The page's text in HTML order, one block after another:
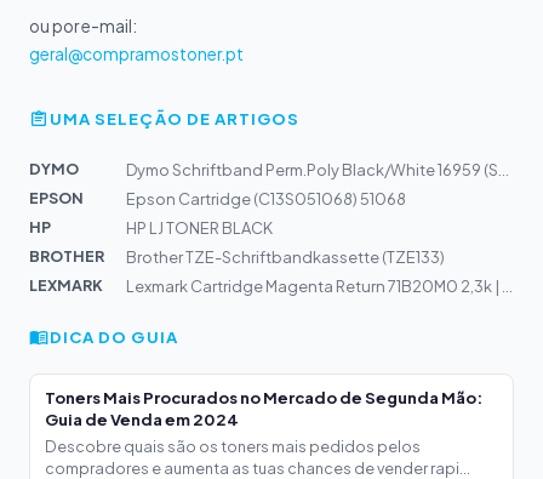
ou por e-mail:
geral@compramostoner.pt
UMA SELEÇÃO DE ARTIGOS
DYMO
EPSON
Epson Cartridge (C13S051068) 51068
HP
HP LJ TONER BLACK
BROTHER
Brother TZE-Schriftbandkassette (TZE133)
LEXMARK
DICA DO GUIA
Toners Mais Procurados no Mercado de Segunda Mão:
Guia de Venda em 2024
Descobre quais são os toners mais pedidos pelos
compradores e aumenta as tuas chances de vender rapi...